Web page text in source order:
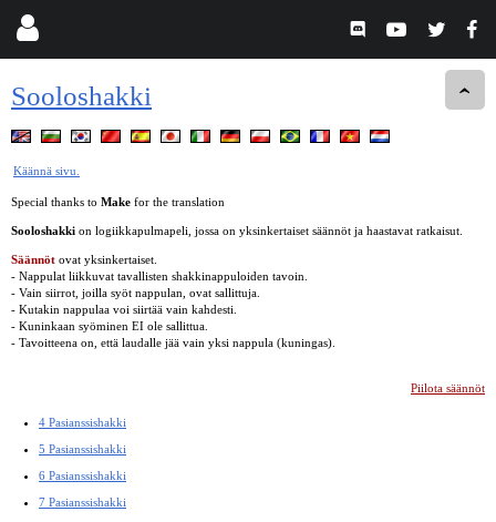
Sooloshakki
Käännä sivu.
Special thanks to Make for the translation
Sooloshakki on logiikkapulmapeli, jossa on yksinkertaiset säännöt ja haastavat ratkaisut.
Säännöt ovat yksinkertaiset.
- Nappulat liikkuvat tavallisten shakkinappuloiden tavoin.
- Vain siirrot, joilla syöt nappulan, ovat sallittuja.
- Kutakin nappulaa voi siirtää vain kahdesti.
- Kuninkaan syöminen EI ole sallittua.
- Tavoitteena on, että laudalle jää vain yksi nappula (kuningas).
Piilota säännöt
4 Pasianssishakki
5 Pasianssishakki
6 Pasianssishakki
7 Pasianssishakki